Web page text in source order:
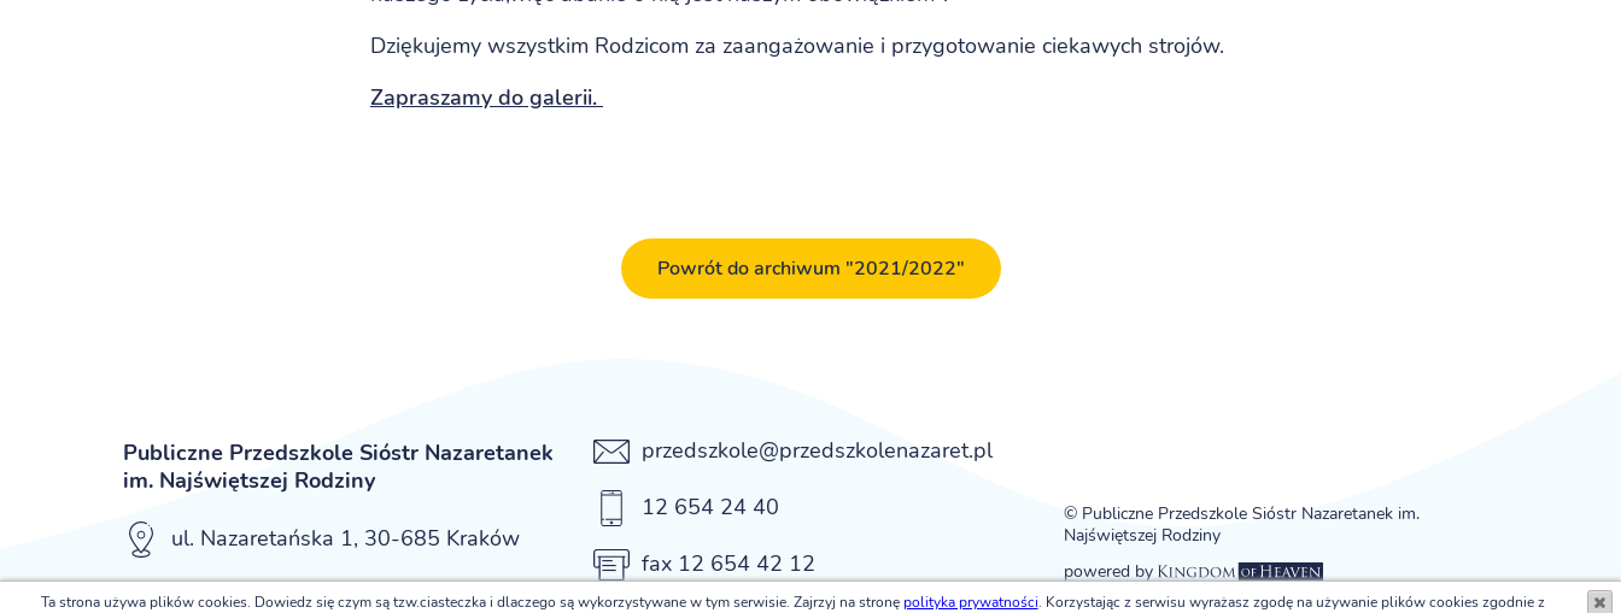
Dziękujemy wszystkim Rodzicom za zaangażowanie i przygotowanie ciekawych strojów.
Zapraszamy do galerii.
Powrót do archiwum "2021/2022"
Publiczne Przedszkole Sióstr Nazaretanek
im. Najświętszej Rodziny
ul. Nazaretańska 1, 30-685 Kraków
przedszkole@przedszkolenazaret.pl
12 654 24 40
fax 12 654 42 12
© Publiczne Przedszkole Sióstr Nazaretanek im.
Najświętszej Rodziny
powered by
Ta strona używa plików cookies. Dowiedz się czym są tzw.ciasteczka i dlaczego są wykorzystywane w tym serwisie. Zajrzyj na stronępolityka prywatności. Korzystając z serwisu wyrażasz zgodę na używanie plików cookies zgodnie z